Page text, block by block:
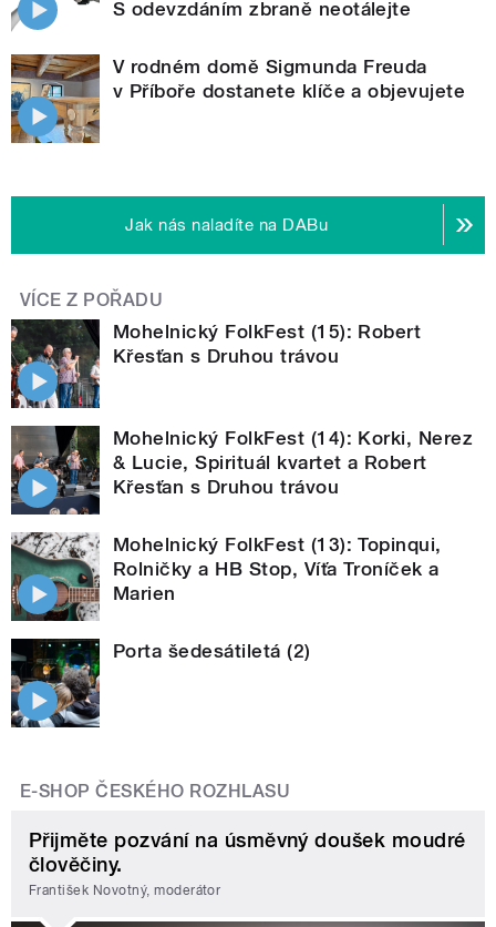
S odevzdáním zbraně neotálejte
V rodném domě Sigmunda Freuda
v Příboře dostanete klíče a objevujete
Jak nás naladíte na DABu
VÍCE Z POŘADU
Mohelnický FolkFest (15): Robert
Křesťan s Druhou trávou
Mohelnický FolkFest (14): Korki, Nerez
& Lucie, Spirituál kvartet a Robert
Křesťan s Druhou trávou
Mohelnický FolkFest (13): Topinqui,
Rolničky a HB Stop, Víťa Troníček a
Marien
Porta šedesátiletá (2)
E-SHOP ČESKÉHO ROZHLASU
Přijměte pozvání na úsměvný doušek moudré
člověčiny.
František Novotný, moderátor